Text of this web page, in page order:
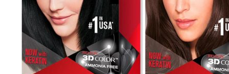
Vũng Tàu
Nha Trang
Đà Lạt
Cần Thơ
Quy Nhơn
Thừa Thiên Huế
Khác…
Blog